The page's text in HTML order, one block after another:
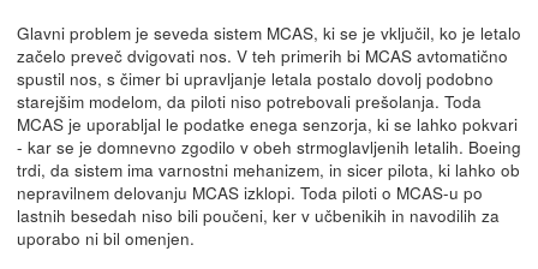
Glavni problem je seveda sistem MCAS, ki se je vključil, ko je letalo
začelo preveč dvigovati nos. V teh primerih bi MCAS avtomatično
spustil nos, s čimer bi upravljanje letala postalo dovolj podobno
starejšim modelom, da piloti niso potrebovali prešolanja. Toda
MCAS je uporabljal le podatke enega senzorja, ki se lahko pokvari
- kar se je domnevno zgodilo v obeh strmoglavljenih letalih. Boeing
trdi, da sistem ima varnostni mehanizem, in sicer pilota, ki lahko ob
nepravilnem delovanju MCAS izklopi. Toda piloti o MCAS-u po
lastnih besedah niso bili poučeni, ker v učbenikih in navodilih za
uporabo ni bil omenjen.